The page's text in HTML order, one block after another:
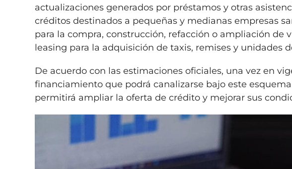
actualizaciones generados por préstamos y otras
créditos destinados a pequeñas y medianas empresas
para la compra, construcción, refacción o ampliación de
leasing para la adquisición de taxis, remises y unidades
De acuerdo con las estimaciones oficiales, una vez en
financiamiento que podrá canalizarse bajo este
permitirá ampliar la oferta de crédito y mejorar sus